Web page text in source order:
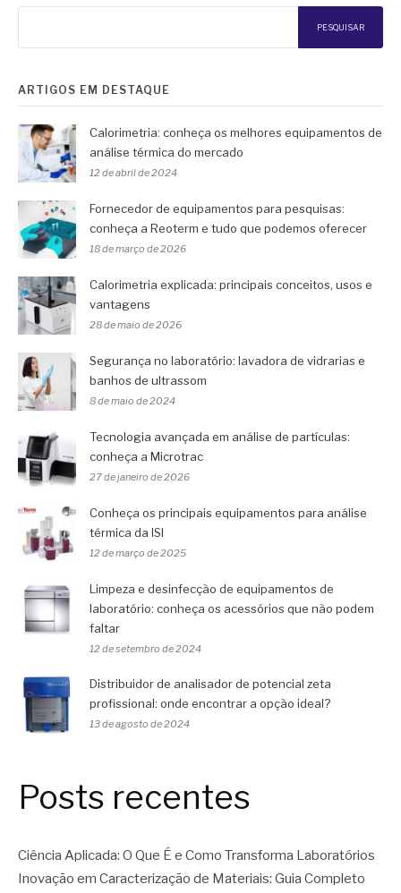
PESQUISAR
ARTIGOS EM DESTAQUE
Calorimetria: conheça os melhores equipamentos de
análise térmica do mercado
12 de abril de 2024
Fornecedor de equipamentos para pesquisas:
conheça a Reoterm e tudo que podemos oferecer
18 de março de 2026
Calorimetria explicada: principais conceitos, usos e
vantagens
28 de maio de 2026
Segurança no laboratório: lavadora de vidrarias e
banhos de ultrassom
8 de maio de 2024
Tecnologia avançada em análise de partículas:
conheça a Microtrac
27 de janeiro de 2026
Conheça os principais equipamentos para análise
térmica da ISI
12 de março de 2025
Limpeza e desinfecção de equipamentos de
laboratório: conheça os acessórios que não podem
faltar
12 de setembro de 2024
Distribuidor de analisador de potencial zeta
profissional: onde encontrar a opção ideal?
13 de agosto de 2024
Posts recentes
Ciência Aplicada: O Que É e Como Transforma Laboratórios
Inovação em Caracterização de Materiais: Guia Completo